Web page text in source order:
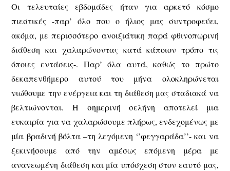
Οι τελευταίες εβδομάδες ήταν για αρκετό κόσμο
πιεστικές -παρ’ όλο που ο ήλιος μας συντροφεύει,
ακόμα, με περισσότερο ανοιξιάτικη παρά φθινοπωρινή
διάθεση και χαλαρώνοντας κατά κάποιον τρόπο τις
όποιες εντάσεις-. Παρ’ όλα αυτά, καθώς το πρώτο
δεκαπενθήμερο αυτού του μήνα ολοκληρώνεται
νιώθουμε την ενέργεια και τη διάθεση μας σταδιακά να
βελτιώνονται. Η σημερινή σελήνη αποτελεί μια
ευκαιρία για να χαλαρώσουμε πλήρως, ενδεχομένως με
μία βραδινή βόλτα –τη λεγόμενη ‘’φεγγαράδα’’- και να
ξεκινήσουμε από την αμέσως επόμενη μέρα με
ανανεωμένη διάθεση και μία υπόσχεση στον εαυτό μας,